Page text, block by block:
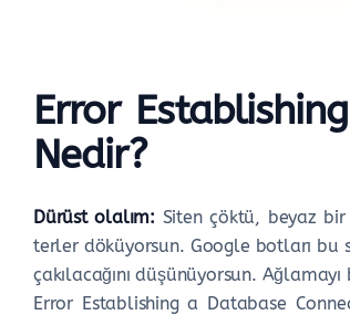
Error
Nedir?
Dürüst olalım: Siten çöktü, beyaz
terler döküyorsun. Google botları bu
çakılacağını düşünüyorsun. Ağlamayı
Error Establishing a Database